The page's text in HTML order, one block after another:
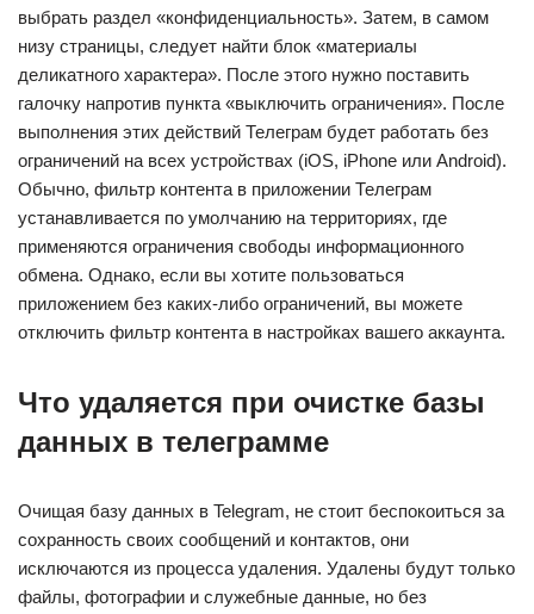
выбрать раздел «конфиденциальность». Затем, в самом
низу страницы, следует найти блок «материалы
деликатного характера». После этого нужно поставить
галочку напротив пункта «выключить ограничения». После
выполнения этих действий Телеграм будет работать без
ограничений на всех устройствах (iOS, iPhone или Android).
Обычно, фильтр контента в приложении Телеграм
устанавливается по умолчанию на территориях, где
применяются ограничения свободы информационного
обмена. Однако, если вы хотите пользоваться
приложением без каких-либо ограничений, вы можете
отключить фильтр контента в настройках вашего аккаунта.
Что удаляется при очистке базы
данных в телеграмме
Очищая базу данных в Telegram, не стоит беспокоиться за
сохранность своих сообщений и контактов, они
исключаются из процесса удаления. Удалены будут только
файлы, фотографии и служебные данные, но без